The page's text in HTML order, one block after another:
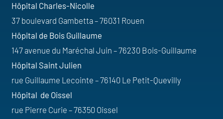
Hôpital Charles-Nicolle
37 boulevard Gambetta – 76031 Rouen
Hôpital de Bois Guillaume
147 avenue du Maréchal Juin – 76230 Bois-Guillaume
Hôpital Saint Julien
rue Guillaume Lecointe – 76140 Le Petit-Quevilly
Hôpital de Oissel
rue Pierre Curie – 76350 Oissel